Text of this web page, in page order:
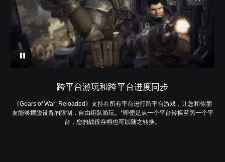
跨平台游玩和跨平台进度同步
《Gears of War: Reloaded》支持在所有平台进行跨平台游戏，让您和你朋
友能够摆脱设备的限制，自由组队游玩。*即便是从一个平台转换至另一个平
台，您的战役存档也可以随之转换。